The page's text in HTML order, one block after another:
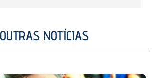
OUTRAS NOTÍCIAS